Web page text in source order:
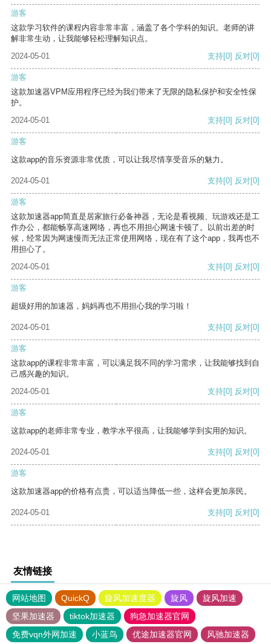
游客
这款学习软件的课程内容非常丰富，涵盖了各个学科的知识。老师的讲
解非常生动，让我能够轻松理解知识点。
2024-05-01
支持[0] 反对[0]
游客
这款加速器VPM应用程序已经为我们带来了无限的隐私保护和安全性保
护。
2024-05-01
支持[0] 反对[0]
游客
这款app的音乐资源非常优质，可以让我尽情享受音乐的魅力。
2024-05-01 支持[0] 反对[0]
游客
这款加速器app简直是居家旅行必备神器，无论是看视频、玩游戏还是工
作办公，都能畅享高速网络，再也不用担心网速卡顿了。以前出差的时
候，经常因为网速慢而无法正常使用网络，现在有了这个app，我再也不
用担心了。
2024-05-01
支持[0] 反对[0]
游客
超级好用的加速器，妈妈再也不用担心我的学习啦！
2024-05-01 支持[0] 反对[0]
游客
这款app的课程非常丰富，可以满足我不同的学习需求，让我能够找到自
己感兴趣的知识。
2024-05-01
支持[0] 反对[0]
游客
这款app的老师非常专业，教学水平很高，让我能够学到实用的知识。
2024-05-01 支持[0] 反对[0]
游客
这款加速器app的价格有点贵，可以适当降低一些，这样会更加亲民。
2024-05-01 支持[0] 反对[0]
友情链接
网站地图 QuickQ 旋风加速度器 旋风
旋风加速
坚果加速器
tiktok加速器
狗急加速器官网
免费vqn外网加速
小蓝鸟 优途加速器官网 风驰加速器